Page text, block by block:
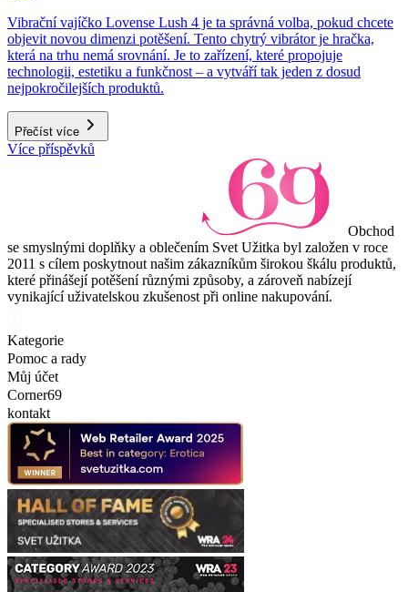
Vibrační vajíčko Lovense Lush 4 je ta správná volba, pokud chcete
objevit novou dimenzi potěšení. Tento chytrý vibrátor je hračka,
která na trhu nemá srovnání. Je to zařízení, které propojuje
technologii, estetiku a funkčnost – a vytváří tak jeden z dosud
nejpokročilejších produktů.
Přečíst více
Více příspěvků
Obchod
se smyslnými doplňky a oblečením Svet Užitka byl založen v roce
2011 s cílem poskytnout našim zákazníkům širokou škálu produktů,
které přinášejí potěšení různými způsoby, a zároveň nabízejí
vynikající uživatelskou zkušenost při online nakupování.
Kategorie
Pomoc a rady
Můj účet
Corner69
kontakt